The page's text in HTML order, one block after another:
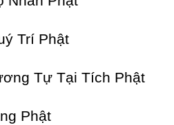
Trí Phật
Tự Tại Tích Phật
Phật